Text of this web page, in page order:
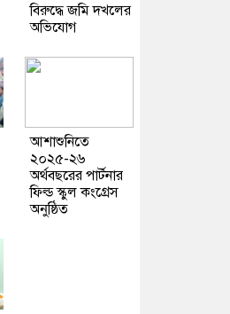
বিরুদ্ধে জমি দখলের
অভিযোগ
আশাশুনিতে
২০২৫-২৬
অর্থবছরের পার্টনার
ফিল্ড স্কুল কংগ্রেস
অনুষ্ঠিত